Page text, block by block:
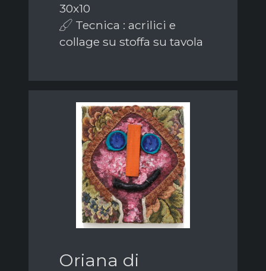
30x10
Tecnica : acrilici e
collage su stoffa su tavola
Oriana di